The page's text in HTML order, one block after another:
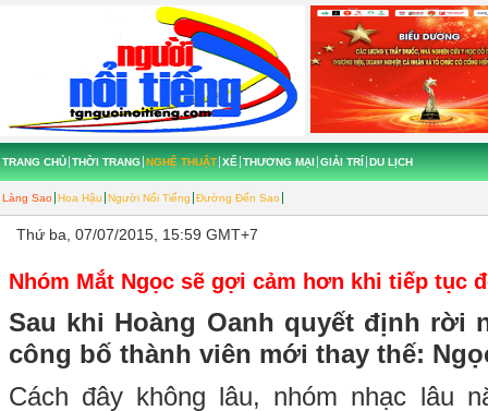
TRANG CHỦ THỜI TRANG NGHỆ THUẬT
Làng Sao Hoa Hậu Người Nổi Tiếng Đường Đến Sao
XẾ THƯƠNG MẠI GIẢI TRÍ DU LỊCH
Thứ ba, 07/07/2015, 15:59 GMT+7
Nhóm Mắt Ngọc sẽ gợi cảm hơn khi tiếp tục
Sau khi Hoàng Oanh quyết định rời
công bố thành viên mới thay thế:
Cách đây không lâu, nhóm nhạc lâu